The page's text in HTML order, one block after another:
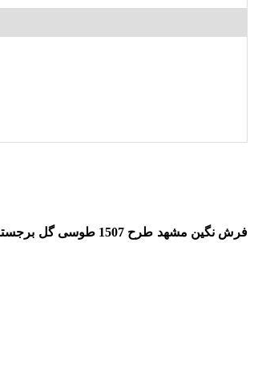
فرش نگین مشهد طرح 1507 طوسی گل برجسته